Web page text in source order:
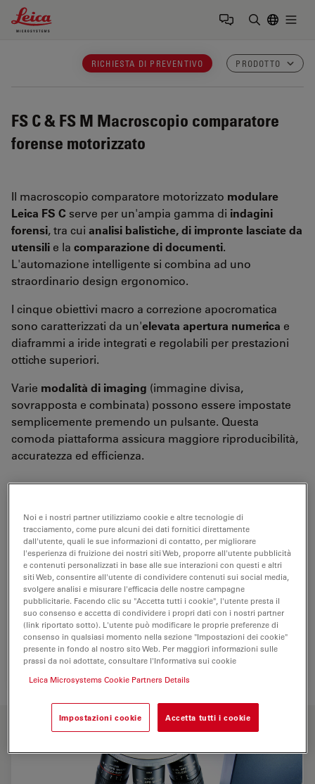
Leica Microsystems Logo
RICHIESTA DI PREVENTIVO PRODOTTO
FS C & FS M Macroscopio comparatore
forense motorizzato
Il macroscopio comparatore motorizzato modulare
Leica FS C serve per un'ampia gamma di indagini
forensi, tra cui analisi balistiche, di impronte lasciate da
utensili e la comparazione di documenti.
L'automazione intelligente si combina ad uno
straordinario design ergonomico.
I cinque obiettivi macro a correzione apocromatica
sono caratterizzati da un'elevata apertura numerica e
diaframmi a iride integrati e regolabili per prestazioni
ottiche superiori.
Varie modalità di imaging (immagine divisa,
sovrapposta e combinata) possono essere impostate
semplicemente premendo un pulsante. Questa
comoda piattaforma assicura maggiore riproducibilità,
accuratezza ed efficienza.
FUNZIONI CHIAVE
Noi e i nostri partner utilizziamo cookie e altre tecnologie di
tracciamento, come pure alcuni dei dati fornitici direttamente
dall'utente, quali le sue informazioni di contatto, per migliorare
l'esperienza di fruizione dei nostri siti Web, proporre all'utente pubblicità
e contenuti personalizzati in base alle sue interazioni con questi e altri
siti Web, consentire all'utente di condividere contenuti sui social media,
svolgere analisi e misurare l'efficacia delle nostre campagne
pubblicitarie. Facendo clic su "Accetta tutti i cookie", l'utente presta il
suo consenso e accetta di condividere i propri dati con i nostri partner
(link riportato sotto). L'utente può modificare le proprie preferenze di
consenso in qualsiasi momento nella sezione "Impostazioni dei cookie"
presente in fondo al nostro sito Web. Per maggiori informazioni sulle
prassi da noi adottate, consultare l'Informativa sui cookie
Leica Microsystems Cookie Partners Details
Impostazioni cookie Accetta tutti i cookie